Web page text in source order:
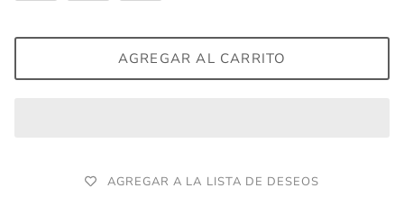
AGREGAR AL CARRITO
AGREGAR A LA LISTA DE DESEOS